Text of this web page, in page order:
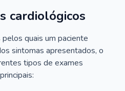
cardiológicos
quais um paciente
sintomas apresentados, o
tipos de exames